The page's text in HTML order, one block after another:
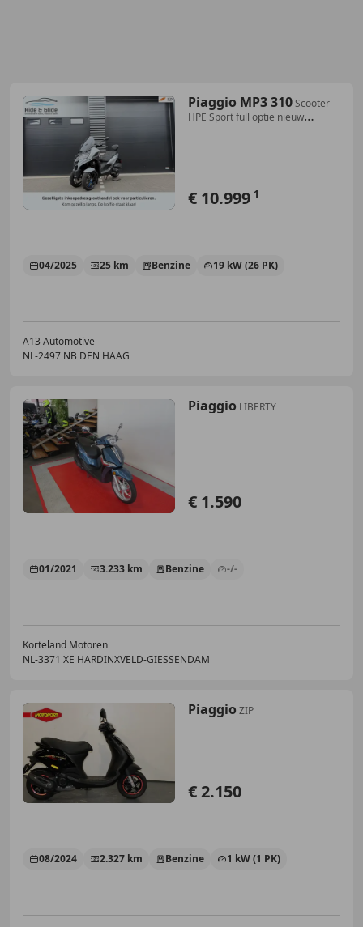
Piaggio MP3 310Scooter
HPE Sport full optie nieuw
€ 10.999 1
04/2025 25 km Benzine 19 kW (26 PK)
A13 Automotive
NL-2497 NB DEN HAAG
Piaggio LIBERTY
€ 1.590
01/2021 3.233 km Benzine -/-
Korteland Motoren
NL-3371 XE HARDINXVELD-GIESSENDAM
Piaggio ZIP
€ 2.150
08/2024 2.327 km Benzine 1 kW (1 PK)